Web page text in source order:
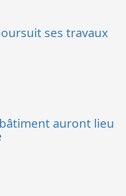
ses travaux
auront lieu